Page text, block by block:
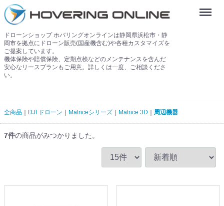
ドローンショップ ホバリングオンラインは静岡県浜松市・静
岡市を拠点にドローン販売(国産機含む)や各種カスタマイズを
ご提案しています。
機体保険や賠償保険、定期点検などのメンテナンスを含んだ
安心なリースプランもご用意。詳しくは一度、ご相談くださ
い。
Menu
全商品 DJI ドローン Matriceシリーズ Matrice 3D 周辺機器
7件の商品がみつかりました。